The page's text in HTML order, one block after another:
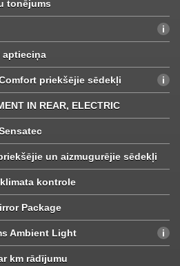
tonējums
aptieciņa
priekšējie sēdekļi
IN REAR, ELECTRIC
un aizmugurējie sēdekļi
kontrole
Package
Ambient Light
km rādījumu